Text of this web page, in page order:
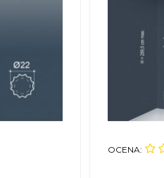
OCENA: